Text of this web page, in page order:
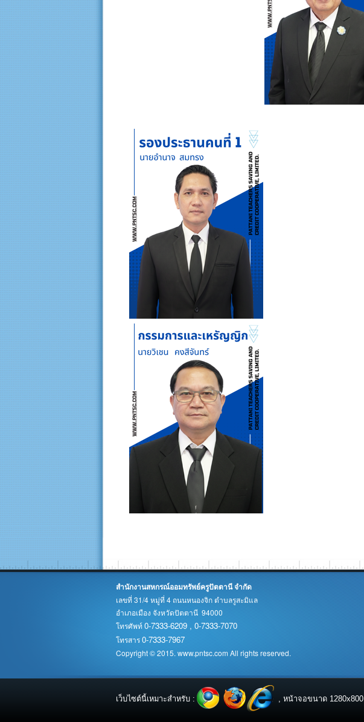
สำนักงานสหกรณ์ออมทรัพย์ครูปัตตานี จำกัด
เลขที่ 31/4 หมู่ที่ 4 ถนนหนองจิก ตำบลรูสะมิแล
อำเภอเมือง จังหวัดปัตตานี 94000
โทรศัพท์0-7333-6209 , 0-7333-7070
โทรสาร0-7333-7967
Copyright © 2015. www.pntsc.com All rights reserved.
เว็บไซต์นี้เหมาะสำหรับ : , หน้าจอขนาด 1280x800